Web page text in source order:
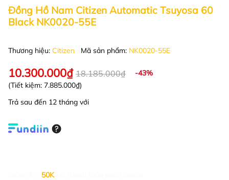
Đồng Hồ Nam Citizen Automatic Tsuyosa 60
Black NK0020-55E
Thương hiệu: Citizen Mã sản phẩm: NK0020-55E
10.300.000₫ 18.185.000₫
-43%
(Tiết kiệm: 7.885.000₫)
Trả sau đến 12 tháng với
50K